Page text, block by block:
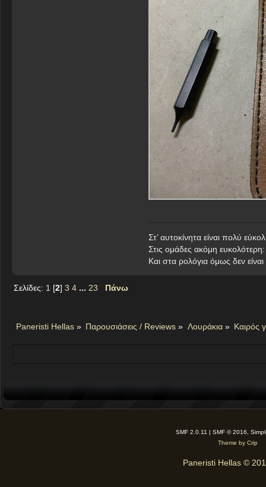
Στ’ αυτοκίνητα είναι πολύ
Στις ομάδες ακόμη
Kαι στα ρολόγια όμως δεν
Σελίδες: 1 [2] 3 4 ... 23 Πάνω
Paneristi Hellas » Παρουσιάσεις / Reviews » Λουράκια» Καιρός
SMF 2.0.11 | SMF © 2016,
Theme by Crip
Paneristi Hellas ©